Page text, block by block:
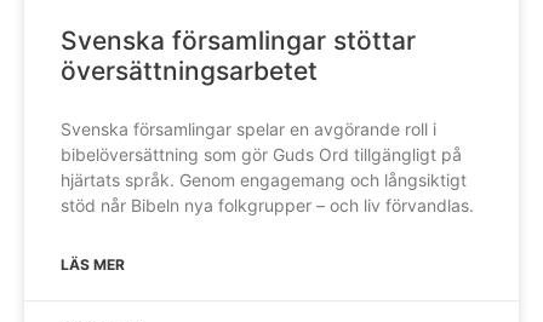
Svenska församlingar stöttar
översättningsarbetet
Svenska församlingar spelar en avgörande roll i
bibelöversättning som gör Guds Ord tillgängligt på
hjärtats språk. Genom engagemang och långsiktigt
stöd når Bibeln nya folkgrupper – och liv förvandlas.
LÄS MER